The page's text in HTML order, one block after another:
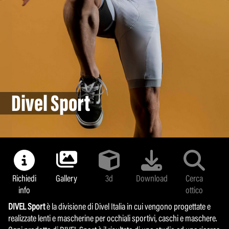
Divel Sport
Richiedi
info
Gallery 3d Download
Cerca
ottico
DIVEL Sportè la divisione di Divel Italia in cui vengono progettate e
realizzate lenti e mascherine per occhiali sportivi, caschi e maschere.
Divel Sport
Richiedi
info
Gallery 3d Download
Cerca
ottico
DIVEL Sportè la divisione di Divel Italia in cui vengono progettate e
realizzate lenti e mascherine per occhiali sportivi, caschi e maschere.